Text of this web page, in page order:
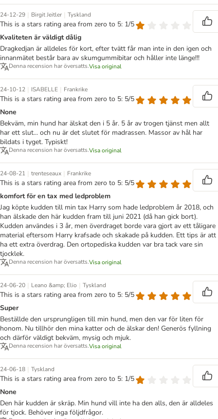
24-12-29 | Birgit Jeitler | Tyskland
This is a stars rating area from zero to 5: 1/5
Kvaliteten är väldigt dålig
Dragkedjan är alldeles för kort, efter tvätt får man inte in den igen och
innanmätet består bara av skumgummibitar och håller inte länge!!!
Denna recension har översatts.Visa original
24-10-12 | ISABELLE | Frankrike
This is a stars rating area from zero to 5: 5/5
None
Bekväm, min hund har älskat den i 5 år. 5 år av trogen tjänst men allt
har ett slut... och nu är det slutet för madrassen. Massor av hål har
bildats i tyget. Typiskt!
Denna recension har översatts.Visa original
24-08-21 | trenteseaux | Frankrike
This is a stars rating area from zero to 5: 5/5
komfort för en tax med ledproblem
Jag köpte kudden till min tax Harry som hade ledproblem år 2018, och
han älskade den här kudden fram till juni 2021 (då han gick bort).
Kudden användes i 3 år, men överdraget borde vara gjort av ett tåligare
material eftersom Harry krafsade och skakade på kudden. Ett tips är att
ha ett extra överdrag. Den ortopediska kudden var bra tack vare sin
tjocklek.
Denna recension har översatts.Visa original
24-06-20 | Leano &amp; Elio | Tyskland
This is a stars rating area from zero to 5: 5/5
Super
Beställde den ursprungligen till min hund, men den var för liten för
honom. Nu tillhör den mina katter och de älskar den! Generös fyllning
och därför väldigt bekväm, mysig och mjuk.
Denna recension har översatts.Visa original
24-06-18 | Tyskland
This is a stars rating area from zero to 5: 1/5
None
Den här kudden är skräp. Min hund vill inte ha den alls, den är alldeles
för tjock. Behöver inga följdfrågor.